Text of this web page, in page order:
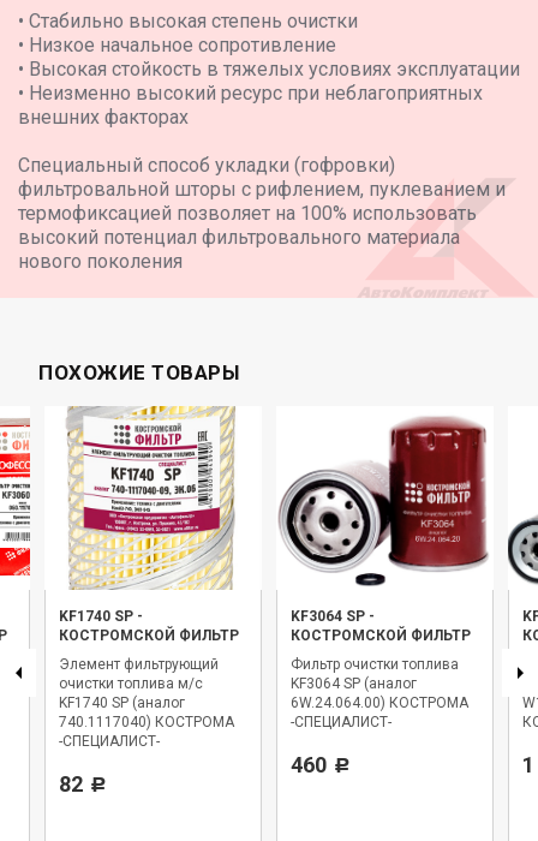
• Стабильно высокая степень очистки
• Низкое начальное сопротивление
• Высокая стойкость в тяжелых условиях эксплуатации
• Неизменно высокий ресурс при неблагоприятных
внешних факторах
Специальный способ укладки (гофровки)
фильтровальной шторы с рифлением, пуклеванием и
термофиксацией позволяет на 100% использовать
высокий потенциал фильтровального материала
нового поколения
ПОХОЖИЕ ТОВАРЫ
KF1740 SP -
КОСТРОМСКОЙ ФИЛЬТР
Элемент фильтрующий
очистки топлива м/с
KF1740 SP (аналог
740.1117040) КОСТРОМА
-СПЕЦИАЛИСТ-
82 Р
KF3064 SP -
КОСТРОМСКОЙ ФИЛЬТР
Фильтр очистки топлива
KF3064 SP (аналог
6W.24.064.00) КОСТРОМА
-СПЕЦИАЛИСТ-
460 Р